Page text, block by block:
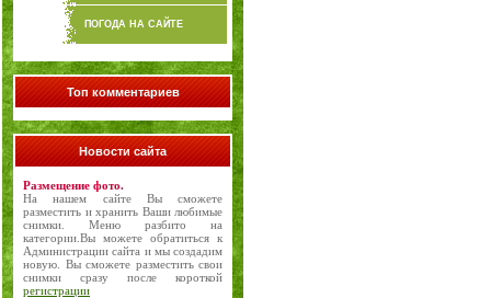
ПОГОДА НА САЙТЕ
Топ комментариев
Новости сайта
Размещение фото.
На нашем сайте Вы сможете
разместить и хранить Ваши любимые
снимки. Меню разбито на
категории.Вы можете обратиться к
Администрации сайта и мы создадим
новую. Вы сможете разместить свои
снимки сразу после короткой
регистрации